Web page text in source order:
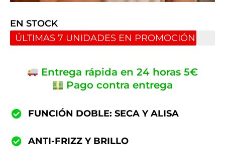
EN STOCK
ÚLTIMAS 7 UNIDADES EN PROMOCIÓN
Entrega rápida en 24 horas 5€
Pago contra entrega
FUNCIÓN DOBLE: SECA Y ALISA
ANTI-FRIZZ Y BRILLO